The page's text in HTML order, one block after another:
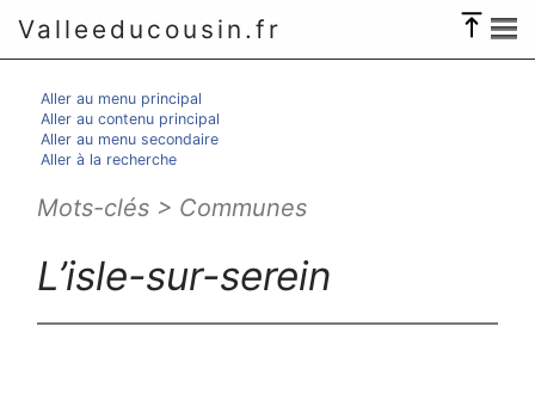
Valleeducousin.fr
Aller au menu principal
Aller au contenu principal
Aller au menu secondaire
Aller à la recherche
Mots-clés > Communes
L’isle-sur-serein